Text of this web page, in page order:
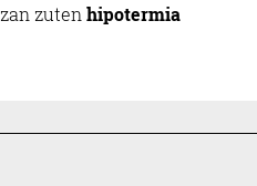
zuten hipotermia